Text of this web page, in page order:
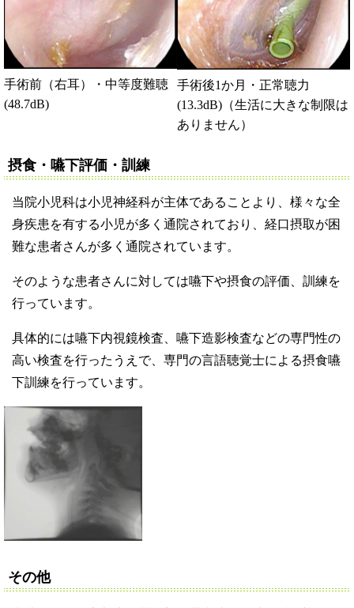
手術前（右耳）・中等度難聴
(48.7dB)
手術後1か月・正常聴力
(13.3dB)（生活に大きな制限は
ありません）
摂食・嚥下評価・訓練
当院小児科は小児神経科が主体であることより、様々な全
身疾患を有する小児が多く通院されており、経口摂取が困
難な患者さんが多く通院されています。
そのような患者さんに対しては嚥下や摂食の評価、訓練を
行っています。
具体的には嚥下内視鏡検査、嚥下造影検査などの専門性の
高い検査を行ったうえで、専門の言語聴覚士による摂食嚥
下訓練を行っています。
その他